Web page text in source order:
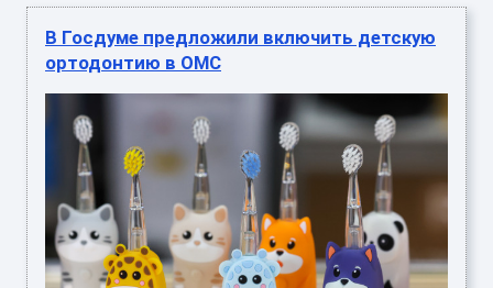
В Госдуме предложили включить детскую
ортодонтию в ОМС